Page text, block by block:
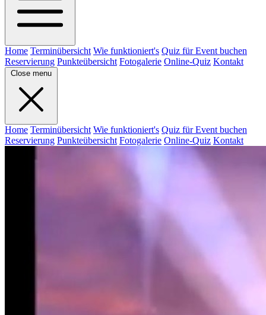
Home Terminübersicht Wie funktioniert's Quiz für Event buchen
Reservierung Punkteübersicht Fotogalerie Online-Quiz Kontakt
Close menu
Home Terminübersicht Wie funktioniert's Quiz für Event buchen
Reservierung Punkteübersicht Fotogalerie Online-Quiz Kontakt